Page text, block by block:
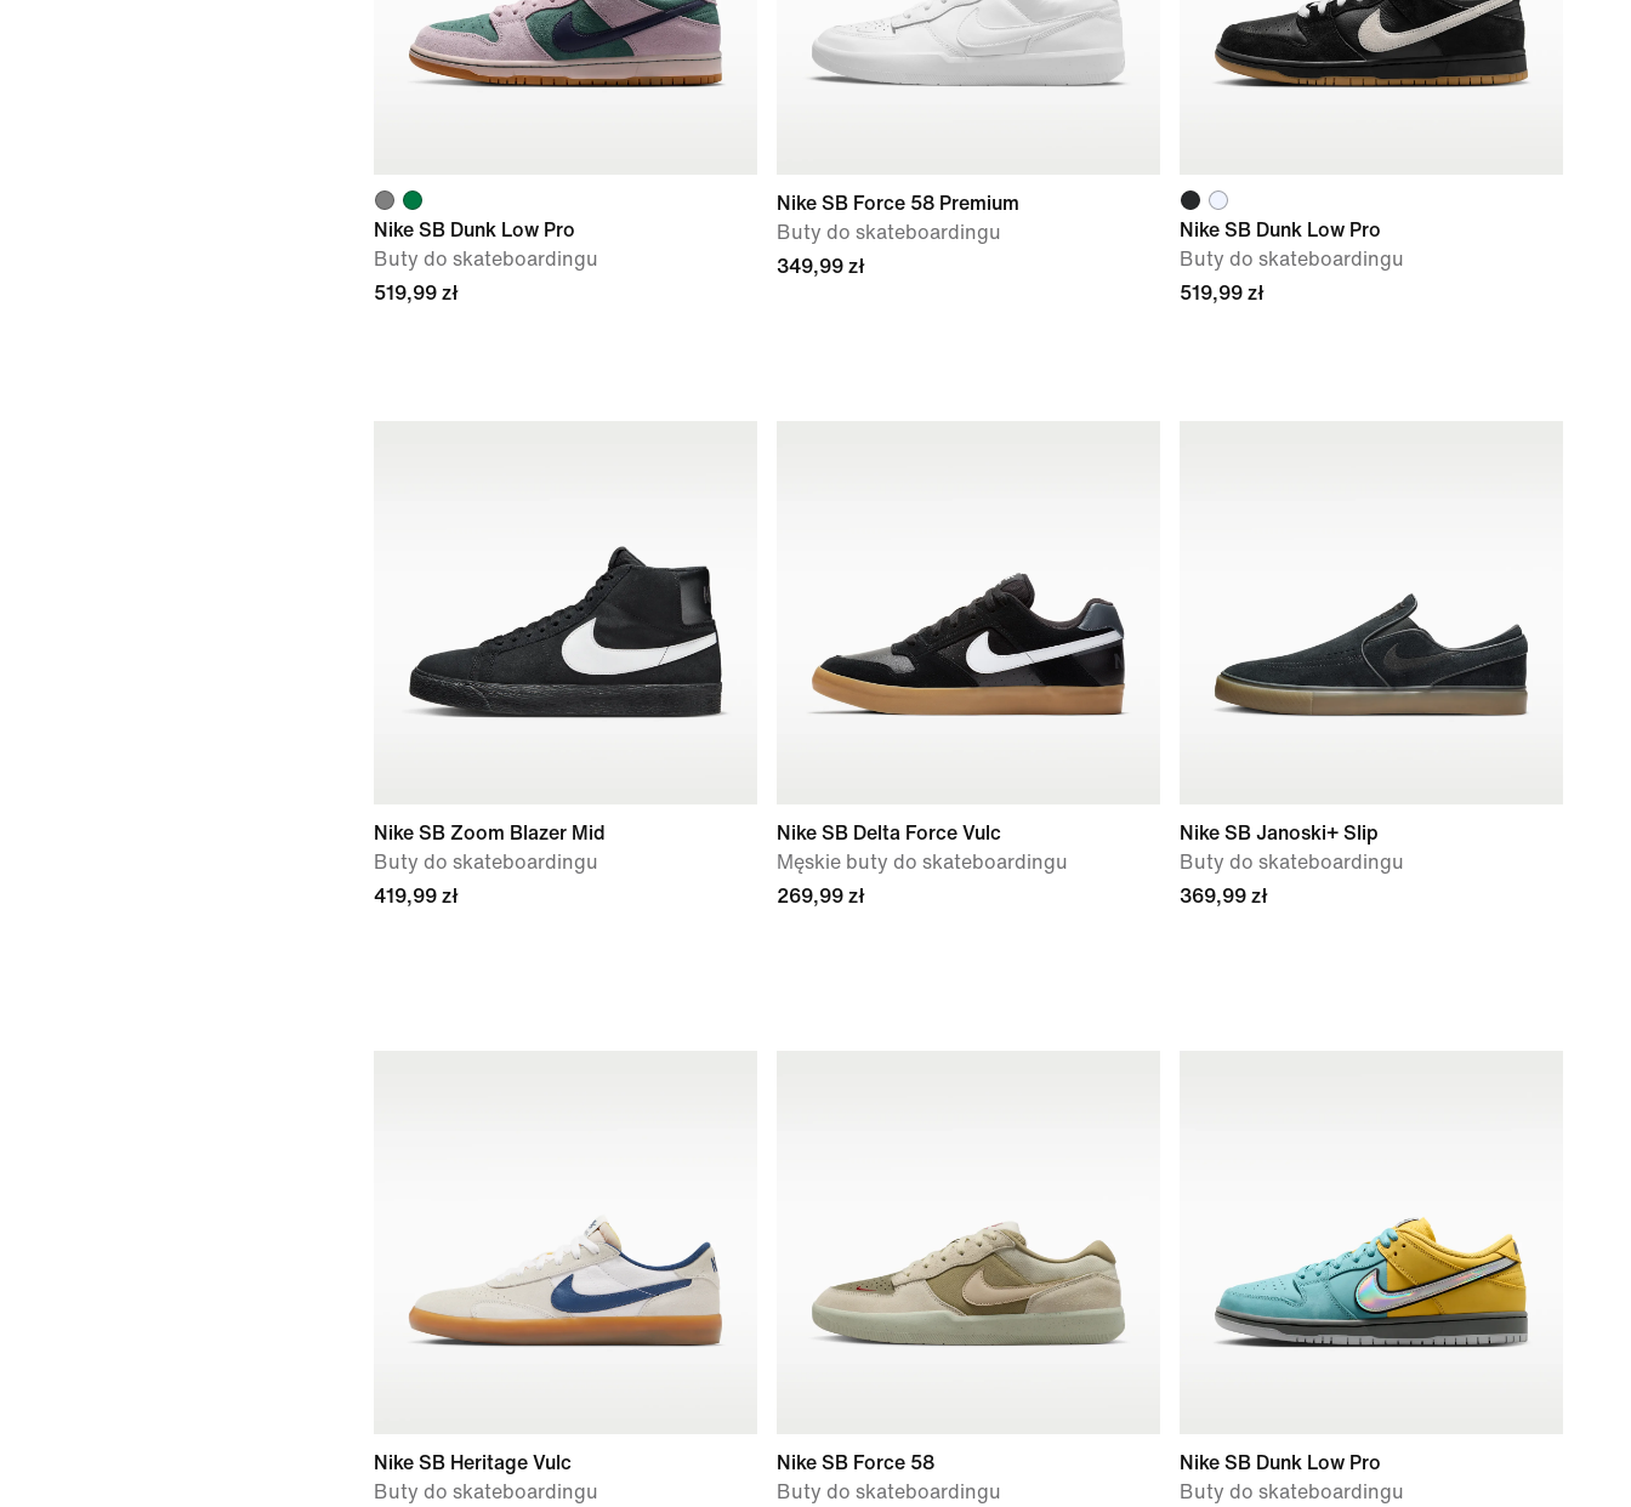
Nike SB Dunk Low Pro
Buty do skateboardingu
519,99 zł
Nike SB Force 58 Premium
Buty do skateboardingu
349,99 zł
Nike SB Dunk Low Pro
Buty do skateboardingu
519,99 zł
Nike SB Zoom Blazer Mid
Buty do skateboardingu
419,99 zł
Nike SB Delta Force Vulc
Męskie buty do skateboardingu
269,99 zł
Nike SB Janoski+ Slip
Buty do skateboardingu
369,99 zł
Nike SB Heritage Vulc
Buty do skateboardingu
Nike SB Force 58
Buty do skateboardingu
Nike SB Dunk Low Pro
Buty do skateboardingu